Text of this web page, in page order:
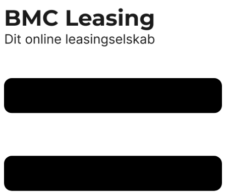
til
indhold